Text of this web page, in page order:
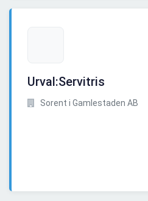
Urval:Servitris
Sorent i Gamlestaden AB